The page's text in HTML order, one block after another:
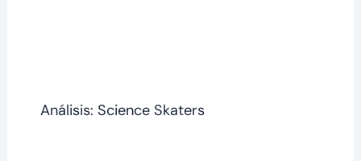
Análisis: Science Skaters